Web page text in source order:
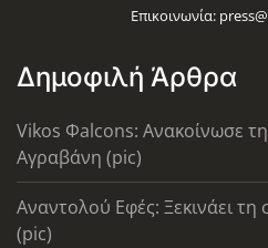
Επικοινωνία:
Δημοφιλή Άρθρα
Vikos Φalcons: Ανακοίνωσε
Αγραβάνη (pic)
Αναντολού Εφές: Ξεκινάει
(pic)